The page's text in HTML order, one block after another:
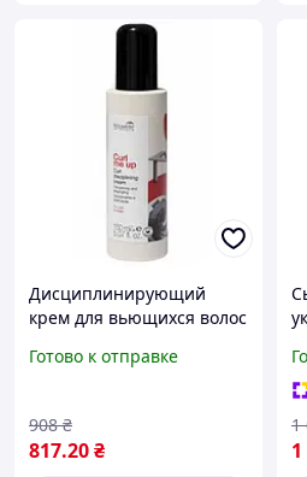
Дисциплинирующий
крем для вьющихся волос
Disciplining Cream, 150 мл
Готово к отправке
817.20₴
908 ₴ 1